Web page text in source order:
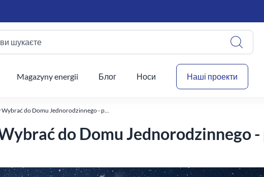
шукаєте
Ваш
Magazyny energii Блог Носи Наші проекти
do Domu Jednorodzinnego - p...
do Domu Jednorodzinnego